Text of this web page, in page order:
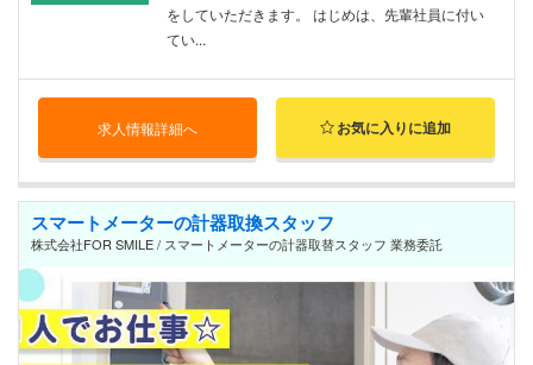
をしていただきます。 はじめは、先輩社員に付い
てい...
求人情報詳細へ お気に入りに追加
スマートメーターの計器取換スタッフ
株式会社FOR SMILE / スマートメーターの計器取替スタッフ 業務委託